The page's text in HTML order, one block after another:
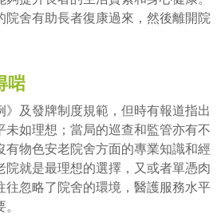
院舍有助長者復康過來，然後離開院
啱
》及發牌制度規範，但時有報道指出
未如理想；當局的巡查和監管亦有不
有物色安老院舍方面的專業知識和經
院就是最理想的選擇，又或者單憑肉
往忽略了院舍的環境，醫護服務水平